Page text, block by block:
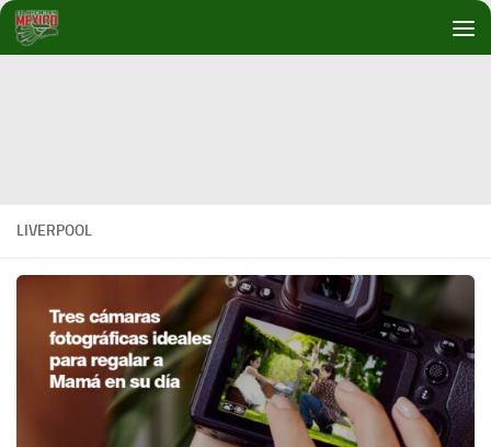
Debajo del contenido
LIVERPOOL